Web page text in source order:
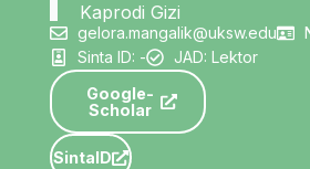
Kaprodi Gizi
gelora.mangalik@uksw.edu
Sinta ID: -
JAD: Lektor
Google-
Scholar
SintaID